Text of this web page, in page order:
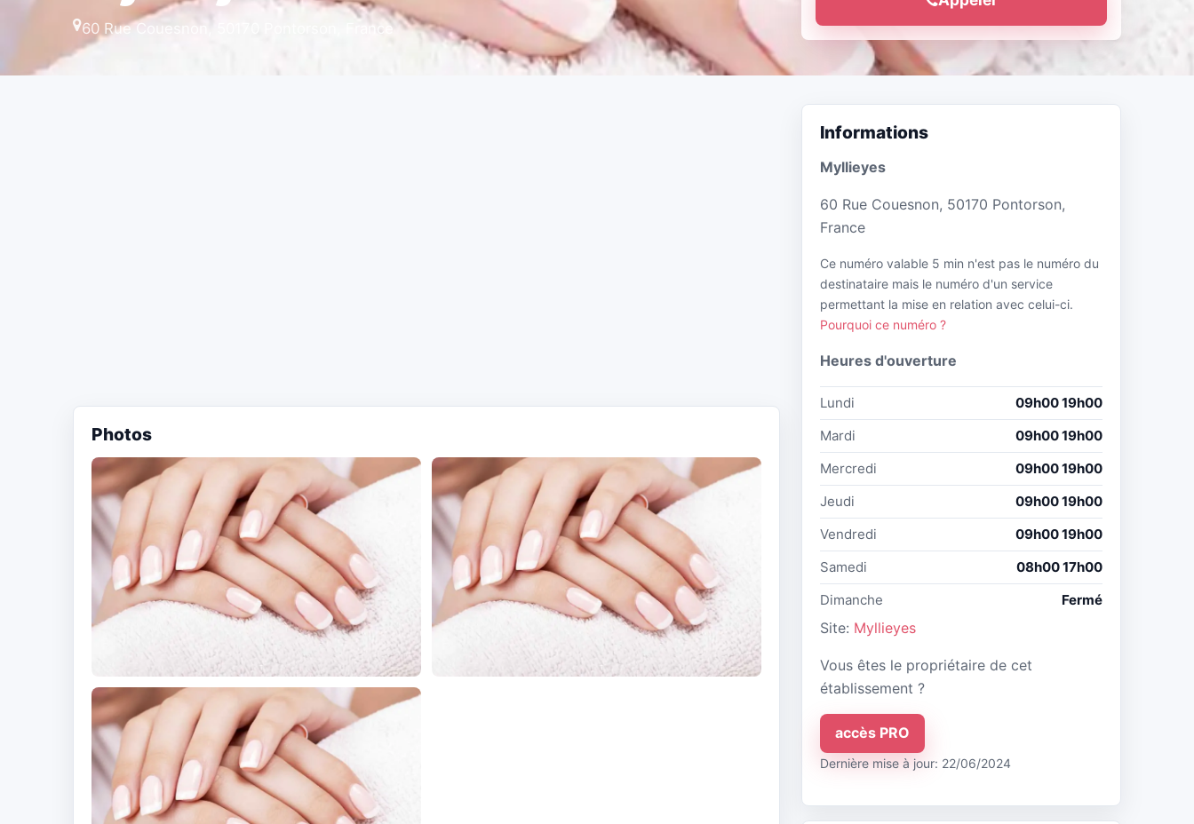
60 Rue Couesnon, 50170 Pontorson, France
Photos
Informations
Myllieyes
60 Rue Couesnon, 50170 Pontorson,
France
Ce numéro valable 5 min n'est pas le numéro du
destinataire mais le numéro d'un service
permettant la mise en relation avec celui-ci.
Pourquoi ce numéro ?
Heures d'ouverture
Lundi
09h00 19h00
Mardi
09h00 19h00
Mercredi
09h00 19h00
Jeudi
09h00 19h00
Vendredi
09h00 19h00
Samedi
08h00 17h00
Dimanche
Fermé
Site: Myllieyes
Vous êtes le propriétaire de cet
établissement ?
accès PRO
Dernière mise à jour: 22/06/2024